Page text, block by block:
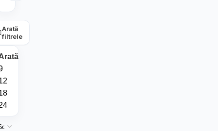
Arată
filtrele